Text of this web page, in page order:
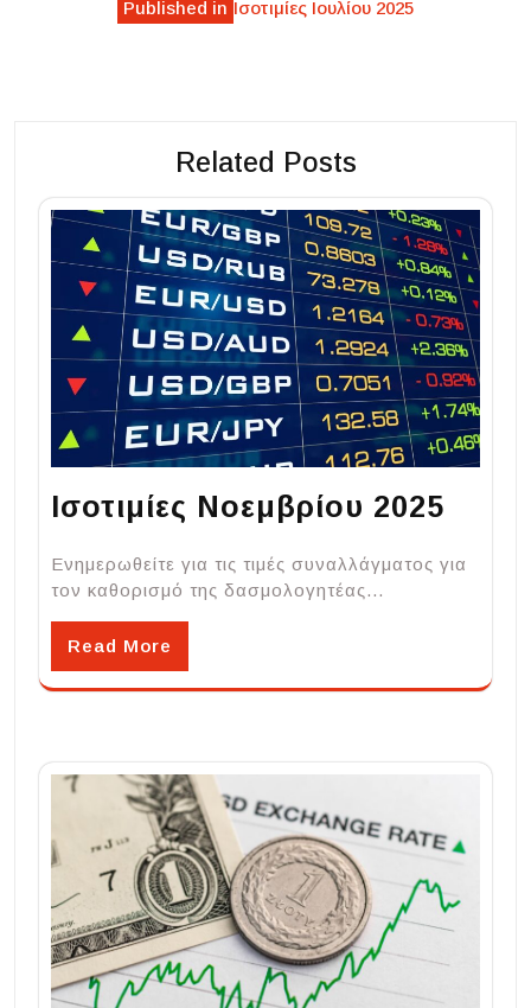
navigation
Published in Ισοτιμίες Ιουλίου 2025
Related Posts
Ισοτιμίες Νοεμβρίου 2025
Ενημερωθείτε για τις τιμές συναλλάγματος για
τον καθορισμό της δασμολογητέας…
Read More